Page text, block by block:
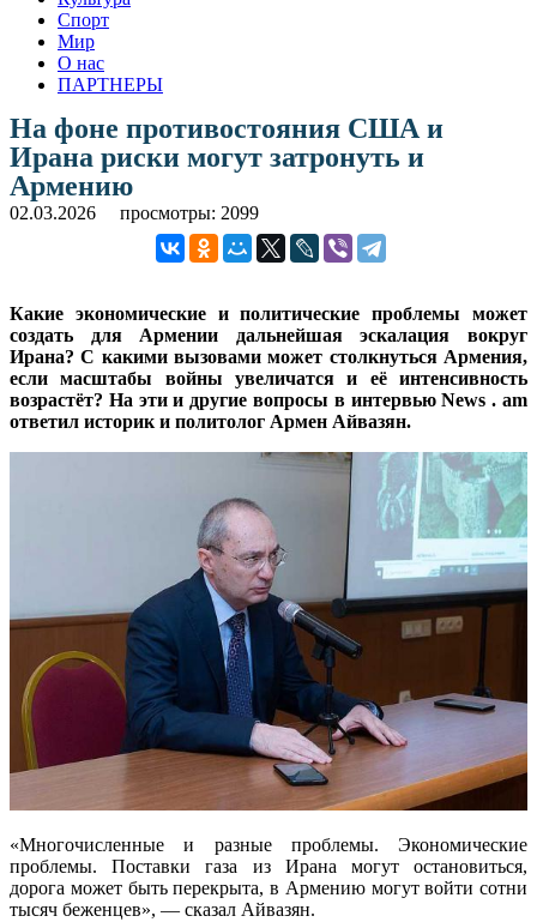
Спорт
Мир
О нас
ПАРТНЕРЫ
На фоне противостояния США и
Ирана риски могут затронуть и
Армению
02.03.2026 просмотры: 2099
Какие экономические и политические проблемы может
создать для Армении дальнейшая эскалация вокруг
Ирана? С какими вызовами может столкнуться Армения,
если масштабы войны увеличатся и её интенсивность
возрастёт? На эти и другие вопросы в интервью News . am
ответил историк и политолог Армен Айвазян.
«Многочисленные и разные проблемы. Экономические
проблемы. Поставки газа из Ирана могут остановиться,
дорога может быть перекрыта, в Армению могут войти сотни
тысяч беженцев», — сказал Айвазян.